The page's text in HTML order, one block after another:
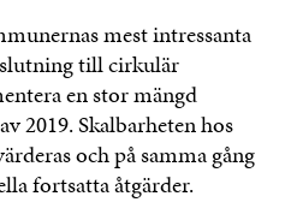
mest intressanta
till cirkulär
en stor mängd
2019. Skalbarheten hos
och på samma gång
fortsatta åtgärder.